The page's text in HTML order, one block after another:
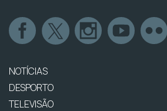
NOTÍCIAS
DESPORTO
TELEVISÃO